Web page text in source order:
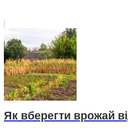
Як вберегти врожай